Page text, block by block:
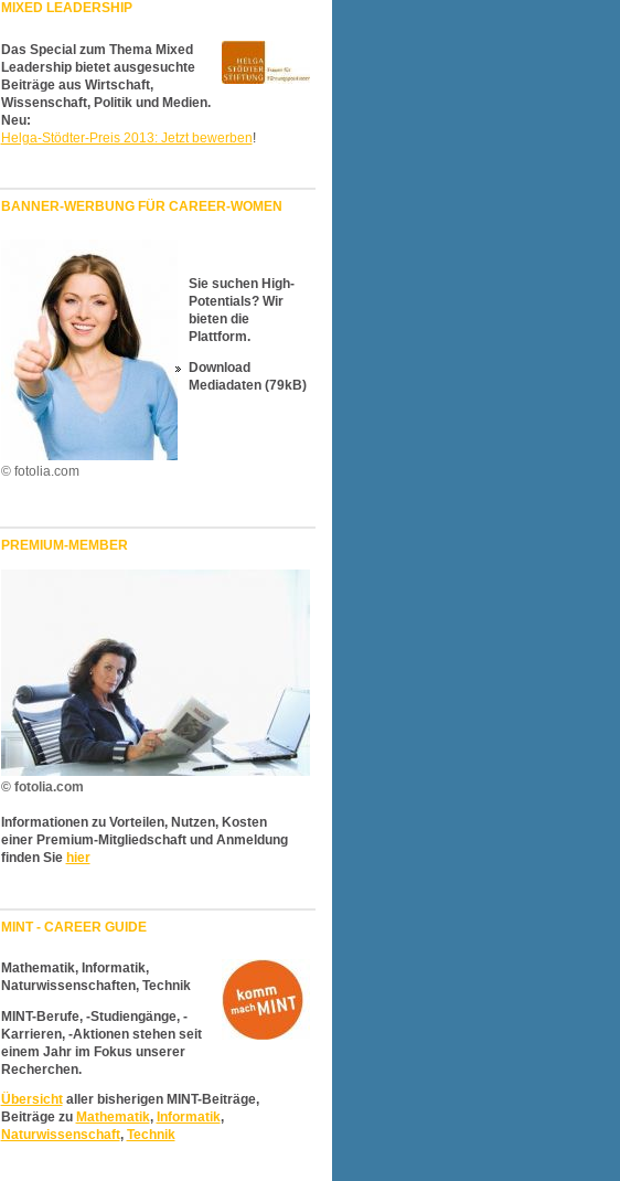
MIXED LEADERSHIP
Das Special zum Thema Mixed
Leadership bietet ausgesuchte
Beiträge aus Wirtschaft,
Wissenschaft, Politik und Medien.
Neu:
Helga-Stödter-Preis 2013: Jetzt bewerben!
BANNER-WERBUNG FÜR CAREER-WOMEN
© fotolia.com
Sie suchen High-
Potentials? Wir
bieten die
Plattform.
Download
Mediadaten(79kB)
PREMIUM-MEMBER
© fotolia.com
Informationen zu Vorteilen, Nutzen, Kosten
einer Premium-Mitgliedschaft und Anmeldung
finden Sie hier
MINT - CAREER GUIDE
Mathematik, nformatik,
Naturwissenschaften, Technik
MINT-Berufe, -Studiengänge, -
Karrieren, -Aktionen stehen seit
einem Jahr im Fokus unserer
Recherchen.
Übersichtaller bisherigen MINT-Beiträge,
Beiträge zu Mathematik, Informatik,
Naturwissenschaft, Technik